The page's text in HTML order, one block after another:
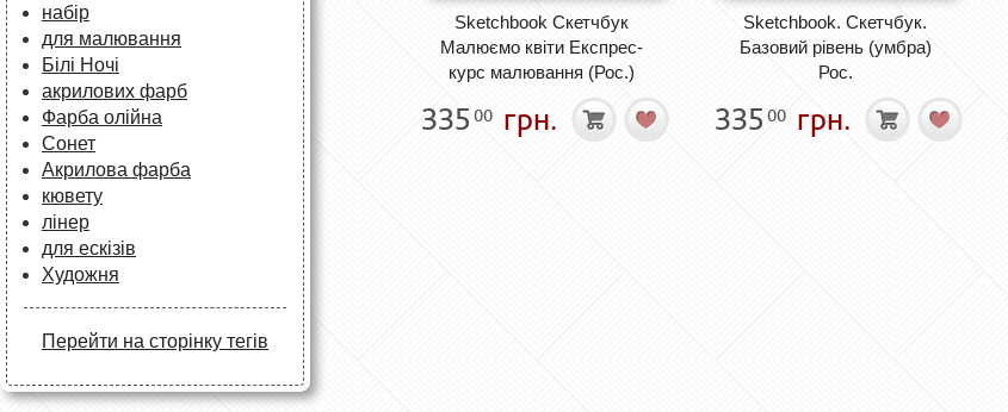
набір
для малювання
Білі Ночі
акрилових фарб
Фарба олійна
Сонет
Акрилова фарба
кювету
лінер
для ескізів
Художня
Перейти на сторінку тегів
Sketchbook Скетчбук
Малюємо квіти Експрес-
курс малювання (Рос.)
335 00 грн.
Sketchbook. Скетчбук.
Базовий рівень (умбра)
Рос.
335 00 грн.